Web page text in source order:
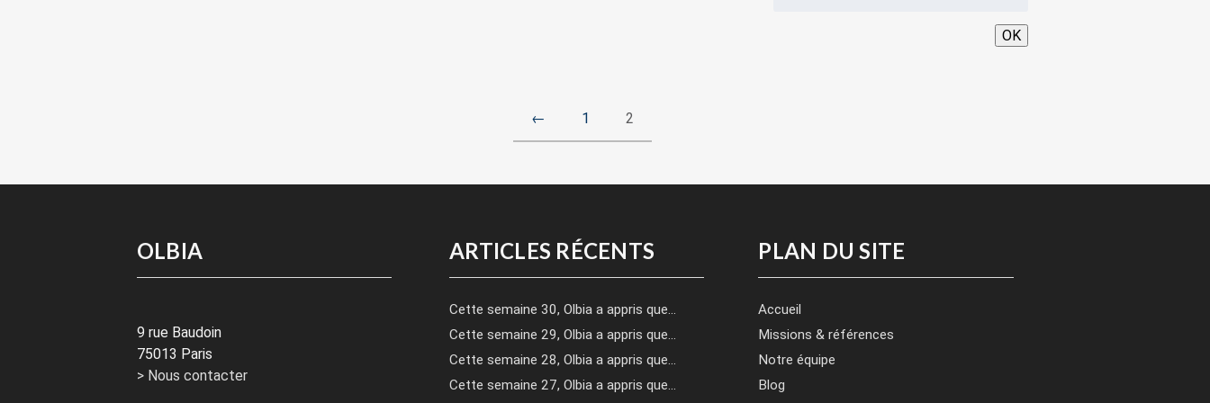
OK
← 1 2
OLBIA
9 rue Baudoin
75013 Paris
> Nous contacter
ARTICLES RÉCENTS
Cette semaine 30, Olbia a appris que…
Cette semaine 29, Olbia a appris que…
Cette semaine 28, Olbia a appris que…
Cette semaine 27, Olbia a appris que…
PLAN DU SITE
Accueil
Missions & références
Notre équipe
Blog